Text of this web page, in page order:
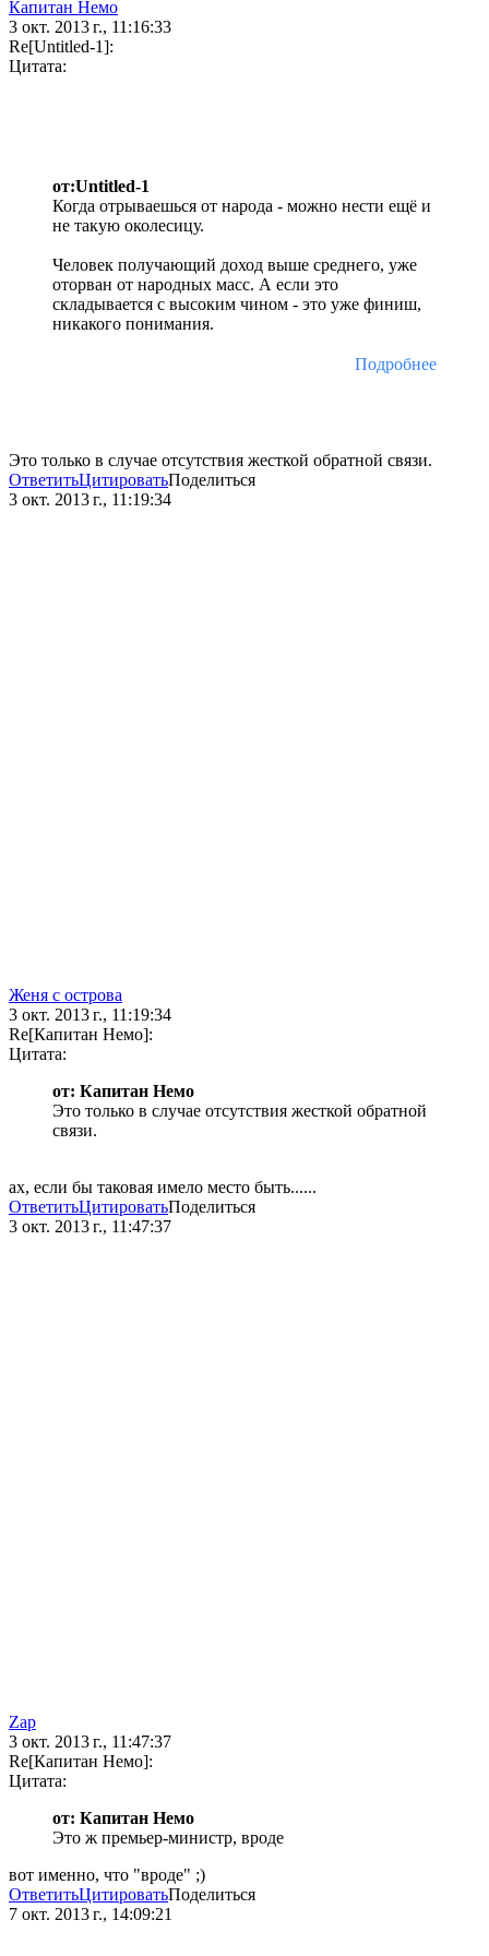
Капитан Немо
3 окт. 2013 г., 11:16:33
Re[Untitled-1]:
Цитата:
от:Untitled-1
Когда отрываешься от народа - можно нести ещё и
не такую околесицу.
Человек получающий доход выше среднего, уже
оторван от народных масс. А если это
складывается с высоким чином - это уже финиш,
никакого понимания.
Подробнее
Это только в случае отсутствия жесткой обратной связи.
ОтветитьЦитироватьПоделиться
3 окт. 2013 г., 11:19:34
Женя с острова
3 окт. 2013 г., 11:19:34
Re[Капитан Немо]:
Цитата:
от: Капитан Немо
Это только в случае отсутствия жесткой обратной
связи.
ах, если бы таковая имело место быть......
ОтветитьЦитироватьПоделиться
3 окт. 2013 г., 11:47:37
Zap
3 окт. 2013 г., 11:47:37
Re[Капитан Немо]:
Цитата:
от: Капитан Немо
Это ж премьер-министр, вроде
вот именно, что "вроде" ;)
ОтветитьЦитироватьПоделиться
7 окт. 2013 г., 14:09:21